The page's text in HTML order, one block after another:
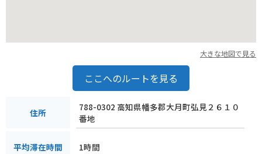
大きな地図で見る
ここへのルートを見る
住所
788-0302 高知県幡多郡大月町弘見２６１０
番地
平均滞在時間 1時間